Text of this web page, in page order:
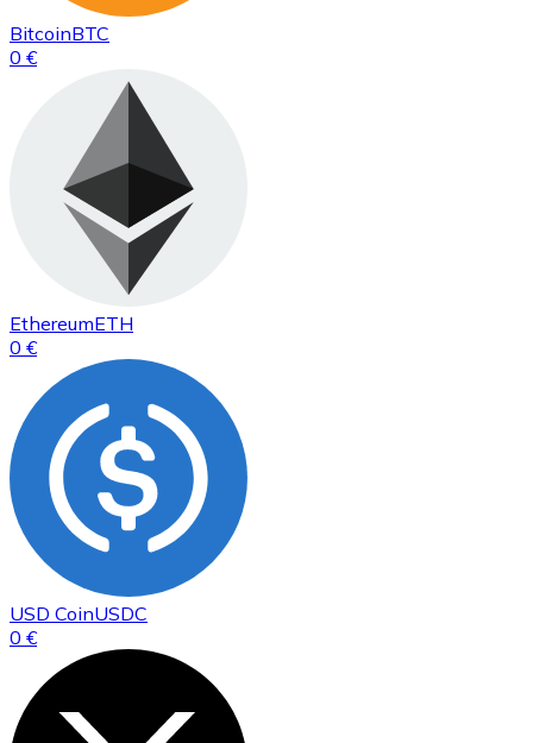
BitcoinBTC
0 €
EthereumETH
0 €
USD CoinUSDC
0 €